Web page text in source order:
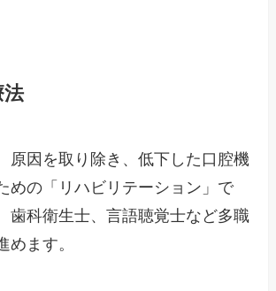
法
原因を取り除き、低下した口腔機
めの「リハビリテーション」で
歯科衛生士、言語聴覚士など多職
めます。